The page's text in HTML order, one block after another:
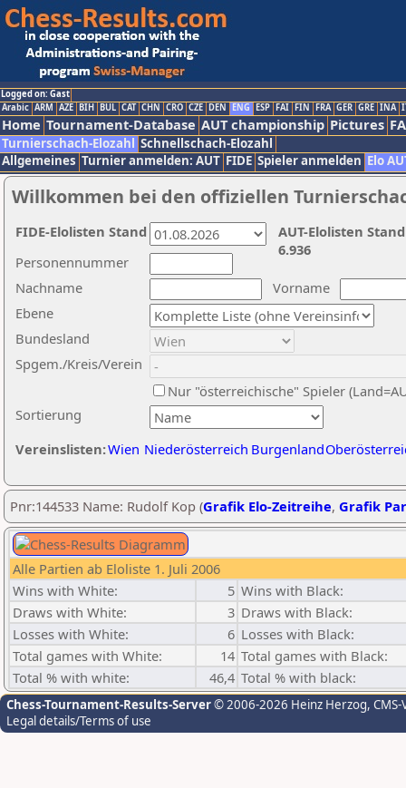
Logged on: Gast
Arabic ARM AZE BIH BUL CAT CHN CRO CZE DEN ENG ESP FAI FIN FRA GER GRE INA
Home Tournament-Database AUT championship Pictures
Turnierschach-Elozahl Schnellschach-Elozahl
Allgemeines Turnier anmelden: AUT FIDE Spieler anmelden Elo
Willkommen bei den offiziellen
Nachname
Vorname
Ebene
Sortierung
Personennummer
Bundesland
Spgem./Kreis/Verein
Nur "österreichische" Spieler
Vereinslisten:Wien Niederösterreich Burgenland
AUT-Elolisten
6.936
FIDE-Elolisten Stand
Pnr:144533 Name: Rudolf Kop (Grafik Elo-Zeitreihe, Grafik
Alle Partien ab Eloliste 1. Juli 2006
Wins with White:
5 Wins with Black:
Draws with White:
3 Draws with Black:
Losses with White:
6 Losses with Black:
Total games with White:
14 Total games with Black:
Total % with white:
46,4 Total % with black:
Chess-Tournament-Results-Server© 2006-2026 Heinz Herzog,
Legal details/Terms of use